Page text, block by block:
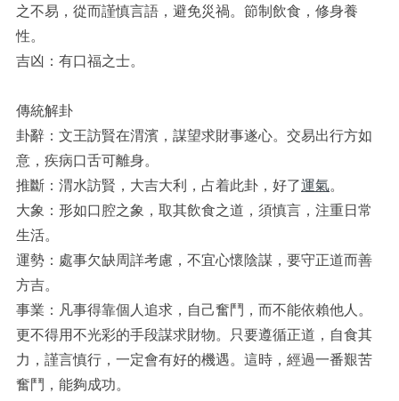
之不易，從而謹慎言語，避免災禍。節制飲食，修身養
性。
吉凶：有口福之士。
傳統解卦
卦辭：文王訪賢在渭濱，謀望求財事遂心。交易出行方如
意，疾病口舌可離身。
推斷：渭水訪賢，大吉大利，占着此卦，好了運氣。
大象：形如口腔之象，取其飲食之道，須慎言，注重日常
生活。
運勢：處事欠缺周詳考慮，不宜心懷陰謀，要守正道而善
方吉。
事業：凡事得靠個人追求，自己奮鬥，而不能依賴他人。
更不得用不光彩的手段謀求財物。只要遵循正道，自食其
力，謹言慎行，一定會有好的機遇。這時，經過一番艱苦
奮鬥，能夠成功。